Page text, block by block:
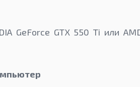
GeForce GTX 550 Ti или